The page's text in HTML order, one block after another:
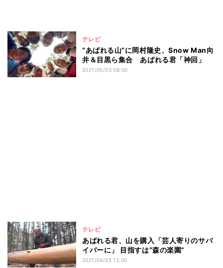
テレビ
“あばれる山”に岡村隆史、Snow Man向
井＆目黒ら集合 あばれる君「神回」
2021/05/03 06:00
テレビ
あばれる君、山を購入「芸人寄りのサバ
イバーに」 目指すは“森の楽園”
2021/04/25 12:00